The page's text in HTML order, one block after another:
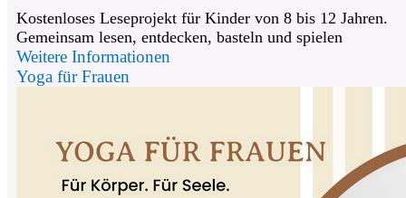
Kostenloses Leseprojekt für Kinder von 8 bis 12 Jahren.
Gemeinsam lesen, entdecken, basteln und spielen
Weitere Informationen
Yoga für Frauen